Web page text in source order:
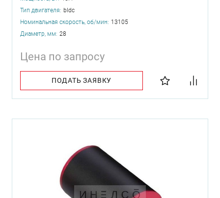
Тип двигателя: bldc
Номинальная скорость, об/мин: 13105
Диаметр, мм: 28
Цена по запросу
ПОДАТЬ ЗАЯВКУ